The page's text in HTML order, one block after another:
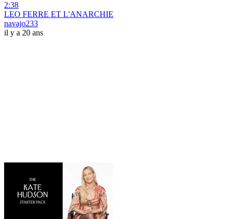
2:38
LEO FERRE ET L'ANARCHIE
navajo233
il y a 20 ans